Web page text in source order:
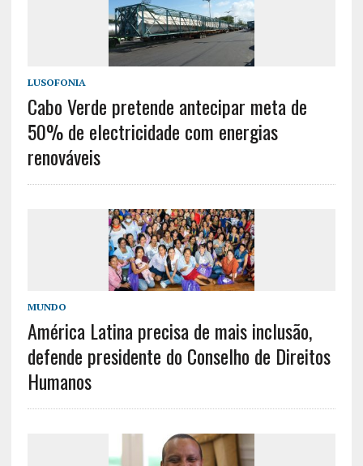
LUSOFONIA
Cabo Verde pretende antecipar meta de
50% de electricidade com energias
renováveis
MUNDO
América Latina precisa de mais inclusão,
defende presidente do Conselho de Direitos
Humanos